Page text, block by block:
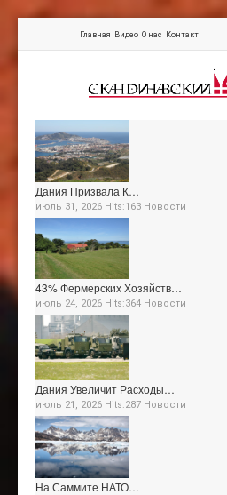
Главная Видео О нас Контакт
Дания Призвала К…
июль 31, 2026 Hits:163 Новости
43% Фермерских Хозяйств…
июль 24, 2026 Hits:364 Новости
Дания Увеличит Расходы…
июль 21, 2026 Hits:287 Новости
На Саммите НАТО…